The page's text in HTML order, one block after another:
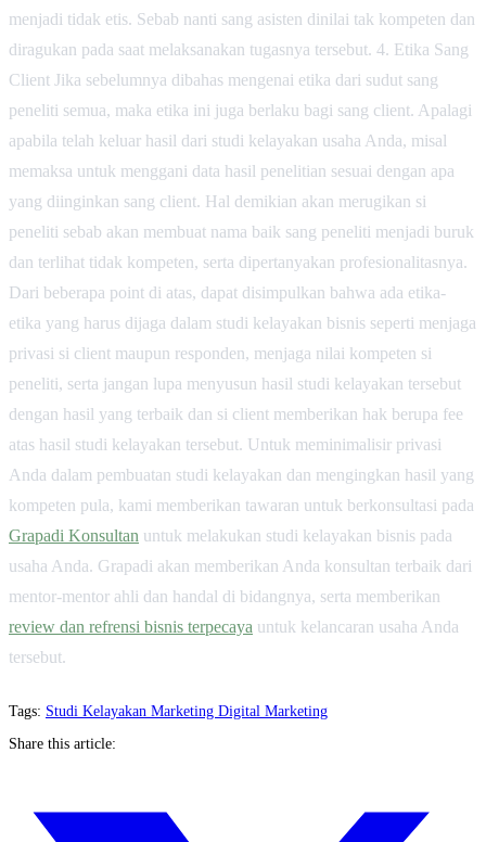
menjadi tidak etis. Sebab nanti sang asisten dinilai tak kompeten dan
diragukan pada saat melaksanakan tugasnya tersebut. 4. Etika Sang
Client Jika sebelumnya dibahas mengenai etika dari sudut sang
peneliti semua, maka etika ini juga berlaku bagi sang client. Apalagi
apabila telah keluar hasil dari studi kelayakan usaha Anda, misal
memaksa untuk menggani data hasil penelitian sesuai dengan apa
yang diinginkan sang client. Hal demikian akan merugikan si
peneliti sebab akan membuat nama baik sang peneliti menjadi buruk
dan terlihat tidak kompeten, serta dipertanyakan profesionalitasnya.
Dari beberapa point di atas, dapat disimpulkan bahwa ada etika-
etika yang harus dijaga dalam studi kelayakan bisnis seperti menjaga
privasi si client maupun responden, menjaga nilai kompeten si
peneliti, serta jangan lupa menyusun hasil studi kelayakan tersebut
dengan hasil yang terbaik dan si client memberikan hak berupa fee
atas hasil studi kelayakan tersebut. Untuk meminimalisir privasi
Anda dalam pembuatan studi kelayakan dan mengingkan hasil yang
kompeten pula, kami memberikan tawaran untuk berkonsultasi pada
Grapadi Konsultan untuk melakukan studi kelayakan bisnis pada
usaha Anda. Grapadi akan memberikan Anda konsultan terbaik dari
mentor-mentor ahli dan handal di bidangnya, serta memberikan
review dan refrensi bisnis terpecaya untuk kelancaran usaha Anda
tersebut.
Tags: Studi Kelayakan Marketing Digital Marketing
Share this article: